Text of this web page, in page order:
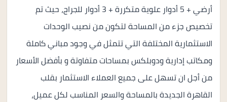
أرضي + 5 أدوار علوية متكررة + 3 أدوار للجراج، حيث تم
تخصيص جزء من المساحة لتكون من نصيب الوحدات
الاستثمارية المختلفة التي تتمثل في وجود مباني كاملة
ومكاتب إدارية ودوبلكس بمساحات متفاوتة و بأفضل الأسعار
من أجل ان تسهل على جميع العملاء الاستثمار بقلب
القاهرة الجديدة بالمساحة والسعر المناسب لكل عميل،